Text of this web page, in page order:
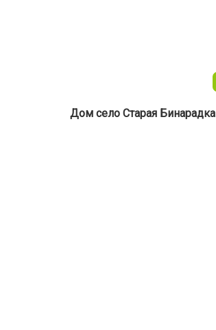
Дом село Старая Бинарадка